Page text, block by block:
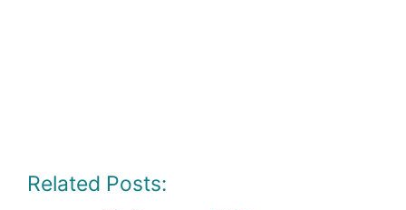
Related Posts: